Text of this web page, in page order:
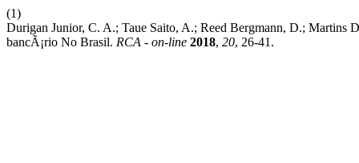
(1)
Durigan Junior, C. A.; Taue Saito, A.; Reed Bergmann, D.; Martins
bancÃ¡rio No Brasil. RCA - on-line 2018, 20, 26-41.